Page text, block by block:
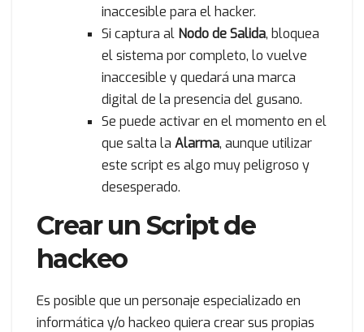
inaccesible para el hacker.
Si captura al Nodo de Salida, bloquea
el sistema por completo, lo vuelve
inaccesible y quedará una marca
digital de la presencia del gusano.
Se puede activar en el momento en el
que salta la Alarma, aunque utilizar
este script es algo muy peligroso y
desesperado.
Crear un Script de
hackeo
Es posible que un personaje especializado en
informática y/o hackeo quiera crear sus propias